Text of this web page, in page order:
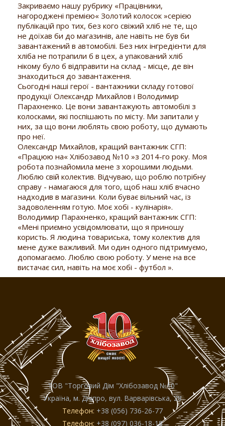
Закриваємо нашу рубрику «Працівники,
нагороджені премією« Золотий колосок »серією
публікацій про тих, без кого свіжий хліб не те, що
не доїхав би до магазинів, але навіть не був би
завантажений в автомобілі. Без них інгредієнти для
хліба не потрапили б в цех, а упакований хліб
нікому було б відправити на склад - місце, де він
знаходиться до завантаження.
Сьогодні наші герої - вантажники складу готової
продукції Олександр Михайлов і Володимир
Парахненко. Це вони завантажують автомобілі з
колосками, які поспішають по місту. Ми запитали у
них, за що вони люблять свою роботу, що думають
про неї.
Олександр Михайлов, кращий вантажник СГП:
«Працюю на« Хлібозавод №10 »з 2014-го року. Моя
робота познайомила мене з хорошими людьми.
Люблю свій колектив. Відчуваю, що роблю потрібну
справу - намагаюся для того, щоб наш хліб вчасно
надходив в магазини. Коли буває вільний час, із
задоволенням готую. Моє хобі - кулінарія».
Володимир Парахненко, кращий вантажник СГП:
«Мені приємно усвідомлювати, що я приношу
користь. Я людина товариська, тому колектив для
мене дуже важливий. Ми один одного підтримуємо,
допомагаємо. Люблю свою роботу. У мене на все
вистачає сил, навіть на моє хобі - футбол ».
ТОВ "Торговий Дiм "Хлiбозавод №10"
Україна, м. Дніпро, вул. Варварівська, 28
Телефон: +38 (056) 736-26-77
Телефон: +38 (097) 036-18-18